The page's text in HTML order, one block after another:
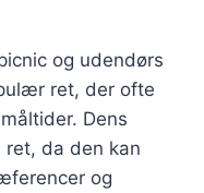
og udendørs
ret, der ofte
Dens
da den kan
og